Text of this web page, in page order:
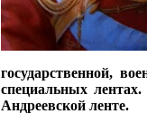
государственной,
специальных
Андреевской ленте.